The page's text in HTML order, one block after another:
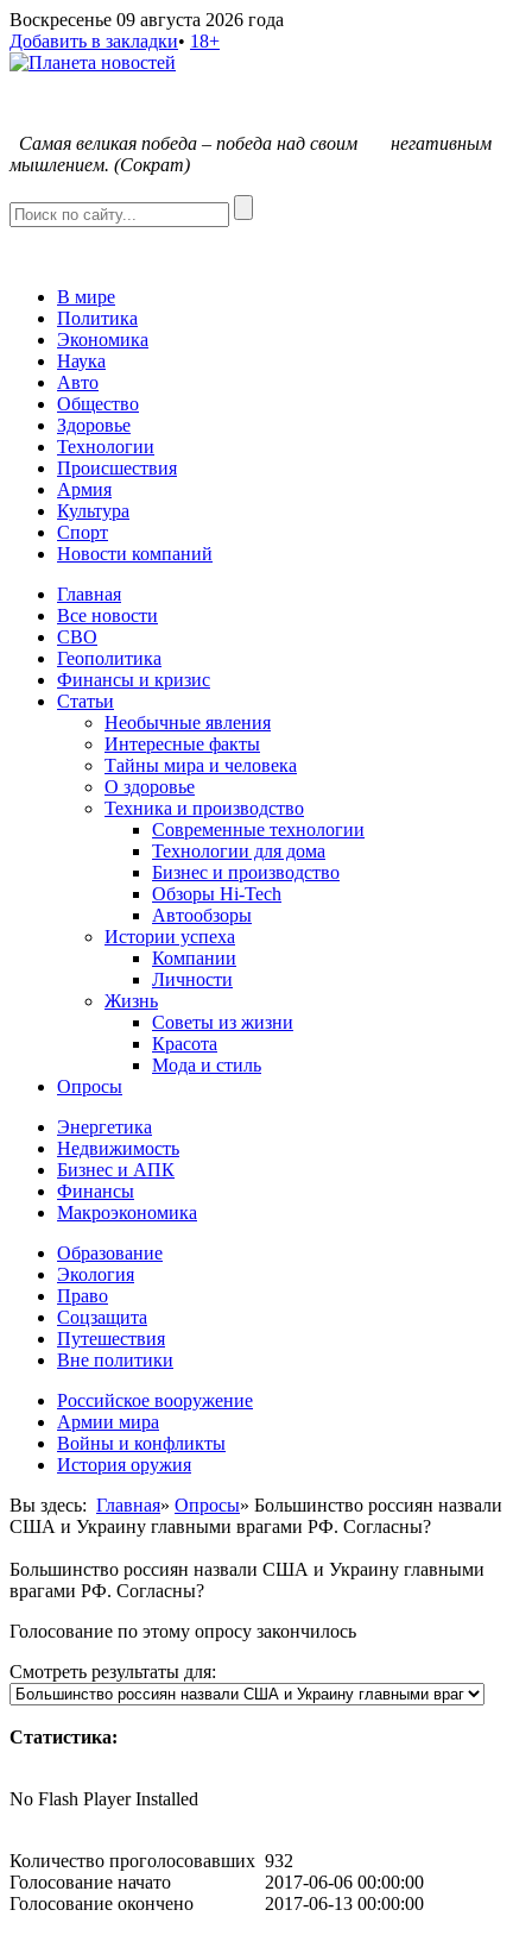
Воскресенье 09 августа 2026 года
Добавить в закладки• 18+
Самая великая победа – победа над своим негативным
мышлением. (Сократ)
В мире
Политика
Экономика
Наука
Авто
Общество
Здоровье
Технологии
Происшествия
Армия
Культура
Спорт
Новости компаний
Главная
Все новости
СВО
Геополитика
Финансы и кризис
Статьи
Необычные явления
Интересные факты
Тайны мира и человека
О здоровье
Техника и производство
Современные технологии
Технологии для дома
Бизнес и производство
Обзоры Hi-Tech
Автообзоры
Истории успеха
Компании
Личности
Жизнь
Советы из жизни
Красота
Мода и стиль
Опросы
Энергетика
Недвижимость
Бизнес и АПК
Финансы
Макроэкономика
Образование
Экология
Право
Соцзащита
Путешествия
Вне политики
Российское вооружение
Армии мира
Войны и конфликты
История оружия
Вы здесь: Главная» Опросы» Большинство россиян назвали
США и Украину главными врагами РФ. Согласны?
Большинство россиян назвали США и Украину главными
врагами РФ. Согласны?
Голосование по этому опросу закончилось
Смотреть результаты для:
Статистика:
No Flash Player Installed
Количество проголосовавших 932
Голосование начато
2017-06-06 00:00:00
Голосование окончено
2017-06-13 00:00:00